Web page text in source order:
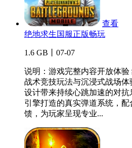
查看
绝地求生国服正版畅玩
1.6 GB丨07-07
说明：游戏完整内容开放体
战术竞技玩法与沉浸式战场
设计带来持续心跳加速的对
引擎打造的真实弹道系统，
馈，为玩家呈现专业...